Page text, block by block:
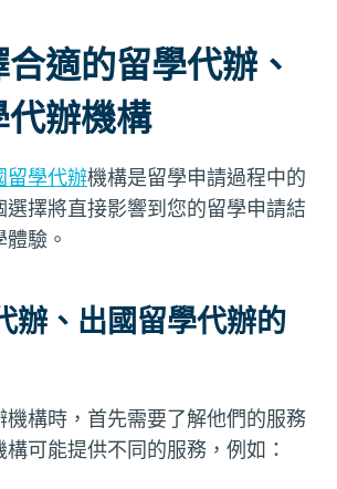
適的留學代辦、
代辦機構
留學代辦機構是留學申請過程中的
選擇將直接影響到您的留學申請結
驗。
辦、出國留學代辦的
機構時，首先需要了解他們的服務
可能提供不同的服務，例如：